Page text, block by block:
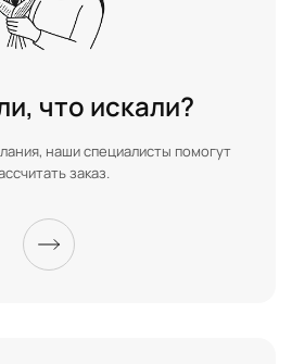
что искали?
наши специалисты помогут
заказ.